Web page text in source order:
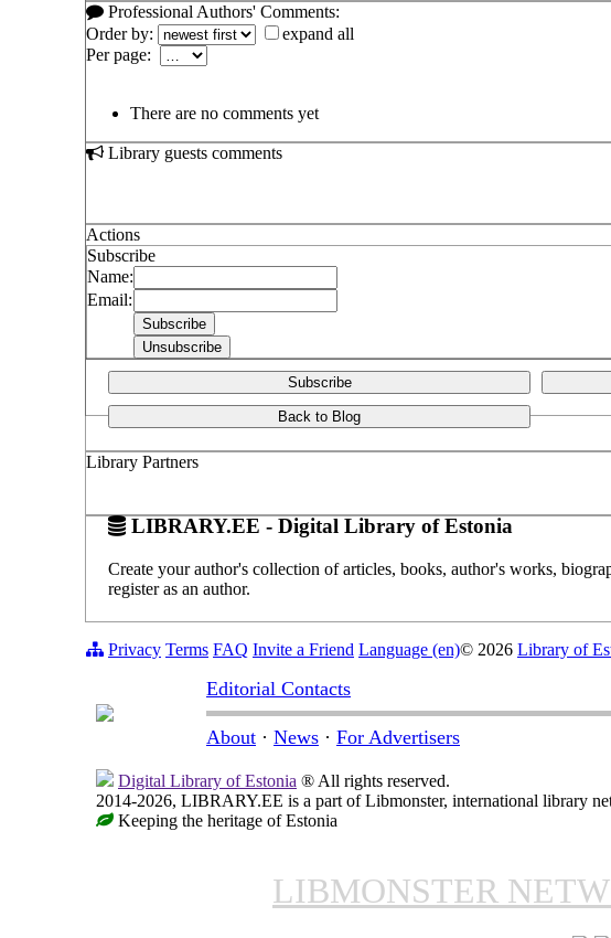
Professional Authors' Comments:
Order by:
expand all
Per page:
There are no comments yet
Library guests comments
Actions
Subscribe
Name:
Email:
Subscribe
Back to Blog
Library Partners
LIBRARY.EE - Digital Library of Estonia
Create your author's collection of articles, books, author's works,
register as an author.
Privacy Terms FAQ Invite a Friend Language (en)© 2026 Library of
Editorial Contacts
About · News · For Advertisers
Digital Library of Estonia ® All rights reserved.
2014-2026, LIBRARY.EE is a part of Libmonster, international library
Keeping the heritage of Estonia
LIBMONSTER